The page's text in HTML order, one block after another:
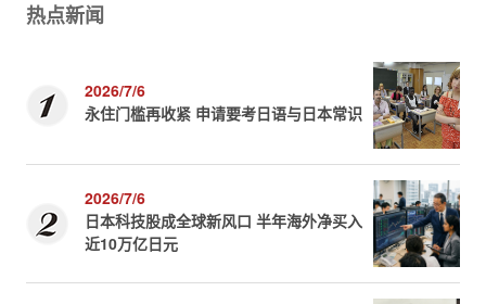
热点新闻
2026/7/6
永住门槛再收紧 申请要考日语与日本常识
2026/7/6
日本科技股成全球新风口 半年海外净买入
近10万亿日元